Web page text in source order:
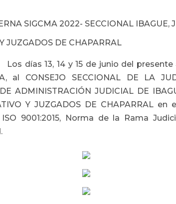
SIGCMA 2022- SECCIONAL IBAGUE,
JUZGADOS DE CHAPARRAL
Los días 13, 14 y 15 de junio del
al CONSEJO SECCIONAL DE LA
ADMINISTRACIÓN JUDICIAL DE
Y JUZGADOS DE CHAPARRAL
9001:2015, Norma de la Rama